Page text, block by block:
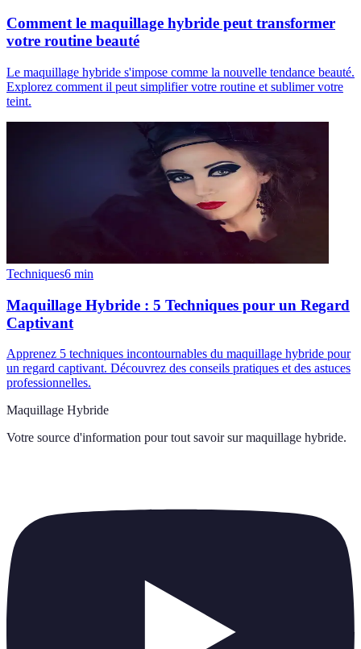
Comment le maquillage hybride peut transformer
votre routine beauté
Le maquillage hybride s'impose comme la nouvelle tendance beauté.
Explorez comment il peut simplifier votre routine et sublimer votre
teint.
Techniques6 min
Maquillage Hybride : 5 Techniques pour un Regard
Captivant
Apprenez 5 techniques incontournables du maquillage hybride pour
un regard captivant. Découvrez des conseils pratiques et des astuces
professionnelles.
Maquillage Hybride
Votre source d'information pour tout savoir sur maquillage hybride.